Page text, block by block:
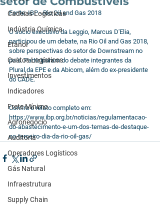
Cadeias Logísticas
Indústria Química
Etanol
Custos Logísticos
Investimentos
Indicadores
Frete Mínimo
Agronegócio
Auditoria
Operadores Logísticos
Gás Natural
Infraestrutura
Supply Chain
Fonte: IBP - Rio Oil and Gas 2018
O sócio executivo da Leggio, Marcus D'Elia,
participou de um debate, na Rio Oil and Gas 2018,
sobre perspectivas do setor de Downstream no
país. Participaram do debate integrantes da
Plural,da EPE e da Abicom, além do ex-presidente
do CADE.
Confira o relato completo em:
https://www.ibp.org.br/noticias/regulamentacao-
do-abastecimento-e-um-dos-temas-de-destaque-
no-terceiro-dia-da-rio-oil-gas/